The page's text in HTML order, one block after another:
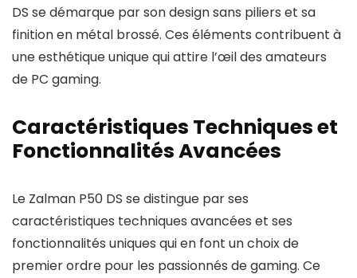
DS se démarque par son design sans piliers et sa
finition en métal brossé. Ces éléments contribuent à
une esthétique unique qui attire l’œil des amateurs
de PC gaming.
Caractéristiques Techniques et
Fonctionnalités Avancées
Le Zalman P50 DS se distingue par ses
caractéristiques techniques avancées et ses
fonctionnalités uniques qui en font un choix de
premier ordre pour les passionnés de gaming. Ce